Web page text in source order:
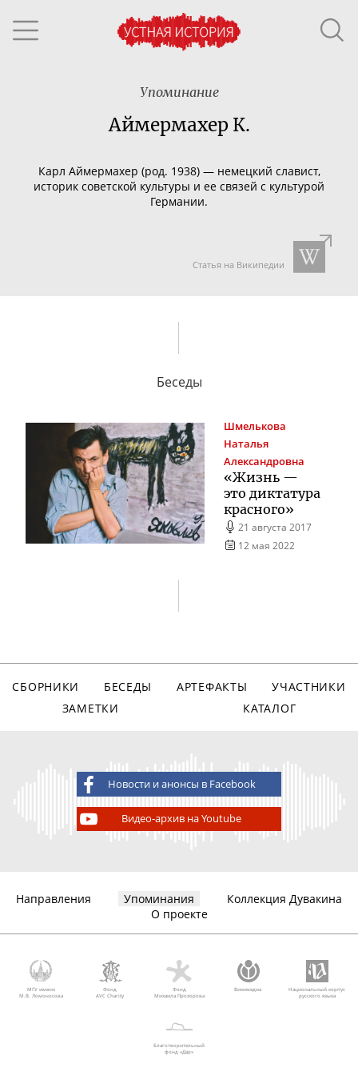
Упоминание
Аймермахер К.
Карл Аймермахер (род. 1938) — немецкий славист,
историк советской культуры и ее связей с культурой
Германии.
Статья на Википедии
Беседы
Шмелькова
Наталья
Александровна
«Жизнь —
это диктатура
красного»
21 августа 2017
12 мая 2022
СБОРНИКИ БЕСЕДЫ АРТЕФАКТЫ
УЧАСТНИКИ
ЗАМЕТКИ
КАТАЛОГ
Новости и анонсы в Facebook
Видео-архив на Youtube
Направления Упоминания
Коллекция Дувакина
О проекте
МГУ имени
М.В. Ломоносова
Фонд
AVC Charity
Фонд
Михаила Прохорова
Викимедиа
Национальный корпус
русского языка
Благотворительный
фонд «Дар»